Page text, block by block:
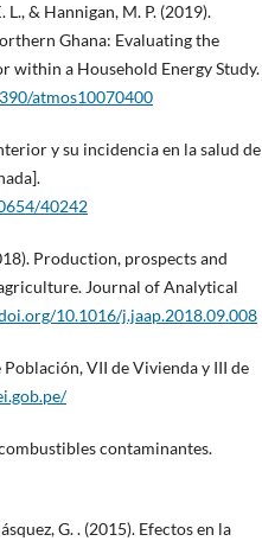
L., & Hannigan, M. P. (2019).
Ghana: Evaluating the
within a Household Energy Study.
atmos10070400
y su incidencia en la salud de
40242
Production, prospects and
Journal of Analytical
10.1016/j.jaap.2018.09.008
VII de Vivienda y III de
contaminantes.
G. . (2015). Efectos en la